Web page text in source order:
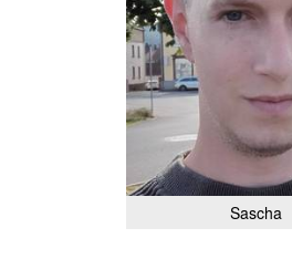
Sascha